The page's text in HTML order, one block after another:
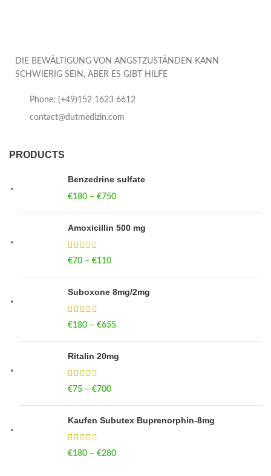
DIE BEWÄLTIGUNG VON ANGSTZUSTÄNDEN KANN
SCHWIERIG SEIN, ABER ES GIBT HILFE
Phone: (+49)152 1623 6612
contact@dutmedizin.com
PRODUCTS
Benzedrine sulfate
€180 – €750
Amoxicillin 500 mg
€70 – €110
Suboxone 8mg/2mg
€180 – €655
Ritalin 20mg
€75 – €700
Kaufen Subutex Buprenorphin-8mg
€180 – €280